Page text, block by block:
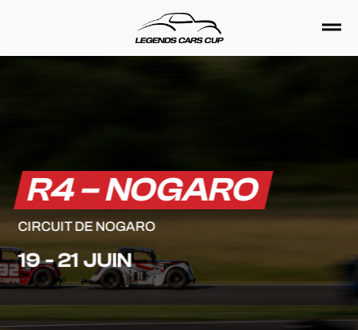
R4 – NOGARO
CIRCUIT DE NOGARO
19 - 21 JUIN